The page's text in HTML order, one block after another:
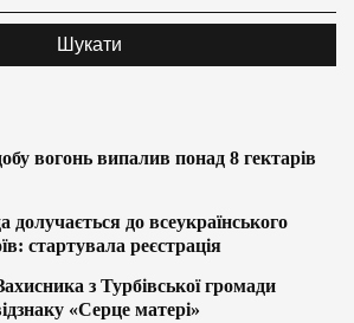
вогонь випалив понад 8 гектарів
долучається до всеукраїнського
стартувала реєстрація
з Турбівської громади
«Серце матері»